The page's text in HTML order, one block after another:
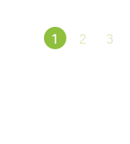
1 2 3